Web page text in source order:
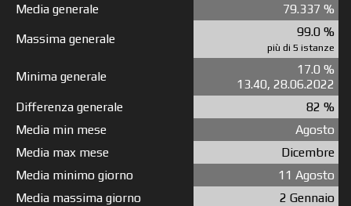
Media generale
79.337 %
Massima generale
99.0 %
più di 5 istanze
Minima generale
17.0 %
13.40, 28.06.2022
Differenza generale
82 %
Media min mese
Agosto
Media max mese
Dicembre
Media minimo giorno
11 Agosto
Media massima giorno
2 Gennaio